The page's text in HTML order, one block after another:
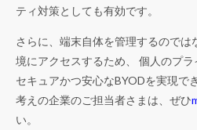
ティ対策としても有効です。
さらに、端末自体を管理するので
境にアクセスするため、 個人のプラ
セキュアかつ安心なBYODを実現で
考えの企業のご担当者さまは、ぜひ
い。